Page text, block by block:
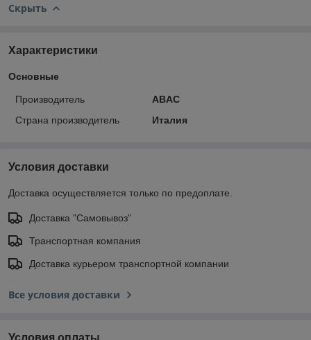
Скрыть
Характеристики
Основные
Производитель
ABAC
Страна производитель
Италия
Условия доставки
Доставка осуществляется только по предоплате.
Доставка "Самовывоз"
Транспортная компания
Доставка курьером транспортной компании
Все условия доставки
Условия оплаты